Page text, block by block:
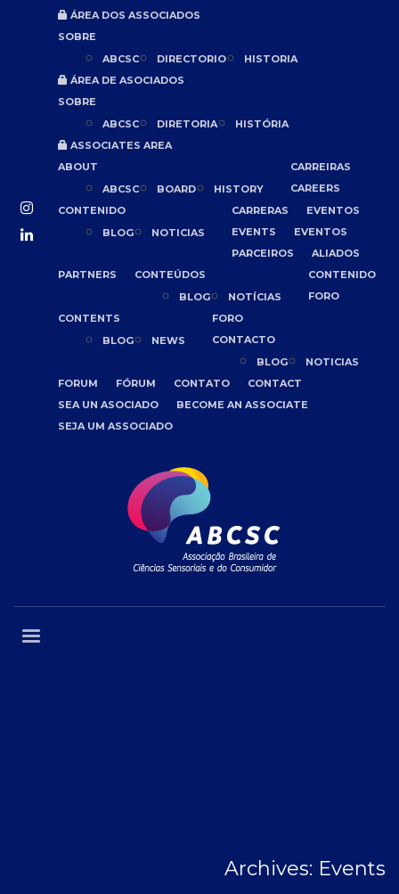
ÁREA DOS ASSOCIADOS
SOBRE
ABCSC
DIRECTORIO
HISTORIA
ÁREA DE ASOCIADOS
SOBRE
ABCSC
DIRETORIA
HISTÓRIA
ASSOCIATES AREA
ABOUT
ABCSC
BOARD HISTORY
CARREIRAS
CAREERS
CONTENIDO
BLOG
NOTICIAS
CARRERAS
EVENTOS
EVENTS
EVENTOS
PARCEIROS
ALIADOS
PARTNERS
CONTEÚDOS
BLOG
NOTÍCIAS
CONTENIDO
FORO
CONTENTS
BLOG
NEWS
FORO
CONTACTO
BLOG
NOTICIAS
FORUM
FÓRUM CONTATO
CONTACT
SEA UN ASOCIADO
BECOME AN ASSOCIATE
SEJA UM ASSOCIADO
Archives: Events